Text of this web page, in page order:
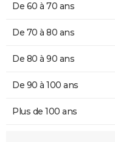
De 60 à 70 ans
De 70 à 80 ans
De 80 à 90 ans
De 90 à 100 ans
Plus de 100 ans